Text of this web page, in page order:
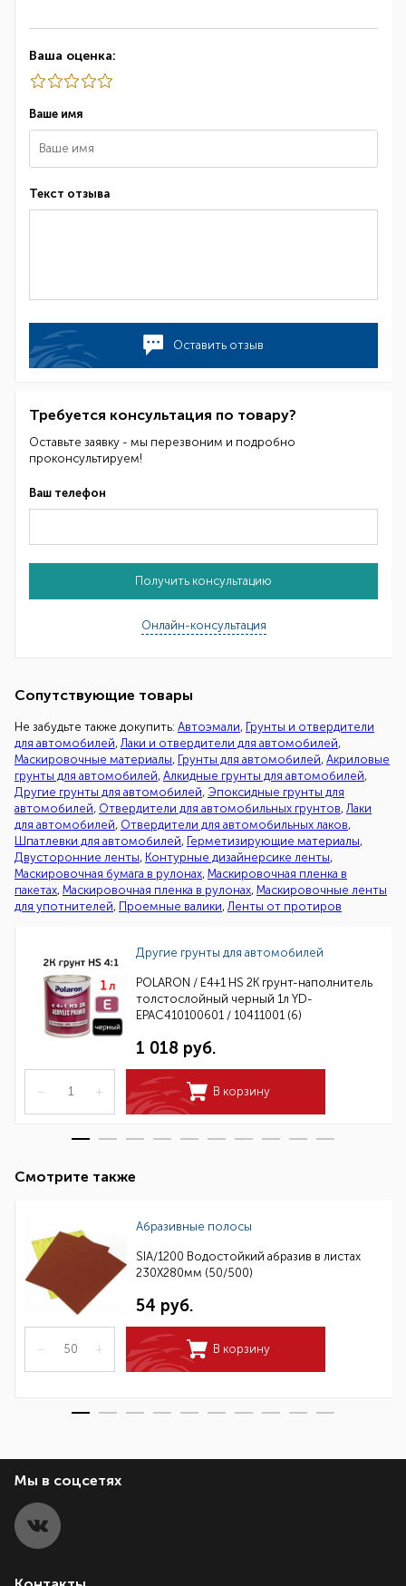
Ваша оценка:
Ваше имя
Текст отзыва
Оставить отзыв
Требуется консультация по товару?
Оставьте заявку - мы перезвоним и подробно
проконсультируем!
Ваш телефон
Получить консультацию
Онлайн-консультация
Сопутствующие товары
Не забудьте также докупить: Автоэмали, Грунты и отвердители
для автомобилей, Лаки и отвердители для автомобилей,
Маскировочные материалы, Грунты для автомобилей, Акриловые
грунты для автомобилей, Алкидные грунты для автомобилей,
Другие грунты для автомобилей, Эпоксидные грунты для
автомобилей, Отвердители для автомобильных грунтов, Лаки
для автомобилей, Отвердители для автомобильных лаков,
Шпатлевки для автомобилей, Герметизирующие материалы,
Двусторонние ленты, Контурные дизайнерсике ленты,
Маскировочная бумага в рулонах, Маскировочная пленка в
пакетах, Маскировочная пленка в рулонах, Маскировочные ленты
для употнителей, Проемные валики, Ленты от протиров
Другие грунты для автомобилей
POLARON / E4+1 HS 2K грунт-наполнитель
толстослойный черный 1л YD-
EPAC410100601 / 10411001 (6)
1 018 руб.
– + В корзину
Смотрите также
Абразивные полосы
SIA/1200 Водостойкий абразив в листах
230Х280мм (50/500)
54 руб.
– + В корзину
Мы в соцсетях